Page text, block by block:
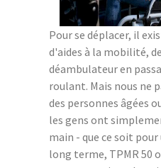
Pour se déplacer, il
d'aides à la mobilité,
déambulateur en
roulant. Mais nous ne
des personnes âgées
les gens ont
main - que ce soit
long terme, TPMR 50